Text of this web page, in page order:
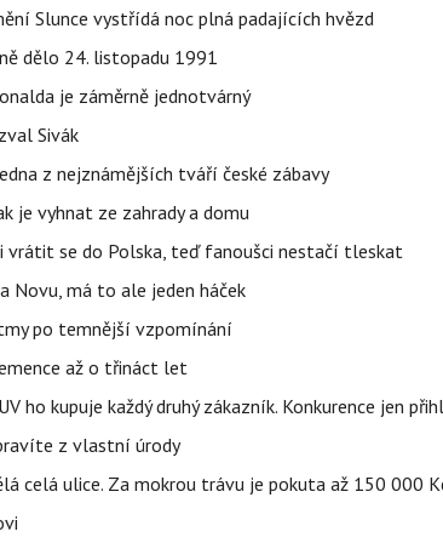
Slunce vystřídá noc plná padajících hvězd
dělo 24. listopadu 1991
je záměrně jednotvárný
Sivák
z nejznámějších tváří české zábavy
je vyhnat ze zahrady a domu
vrátit se do Polska, teď fanoušci nestačí tleskat
Novu, má to ale jeden háček
po temnější vzpomínání
až o třináct let
ho kupuje každý druhý zákazník. Konkurence jen
z vlastní úrody
celá ulice. Za mokrou trávu je pokuta až 150 000